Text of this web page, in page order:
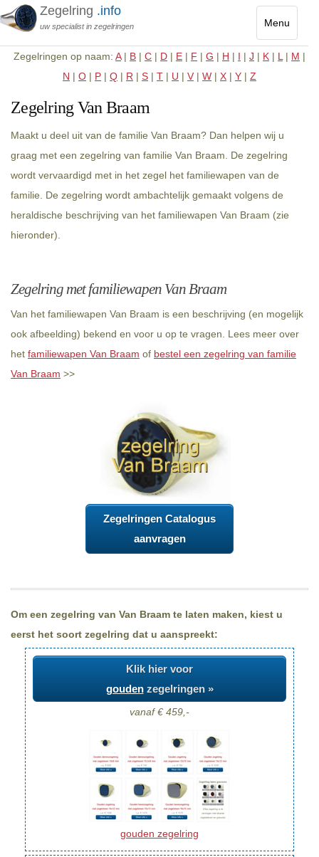
Menu
Toggle
Zegelring .info
uw specialist in zegelringen
Zegelringen op naam: A| B | C | D | E | F | G | H | I | J | K | L | M |
N | O | P | Q | R | S | T | U | V | W | X | Y | Z
Zegelring Van Braam
Maakt u deel uit van de familie Van Braam? Dan helpen wij u
graag met een zegelring van familie Van Braam. De zegelring
wordt vervaardigd met in het zegel het familiewapen van de
familie. De zegelring wordt ambachtelijk gemaakt volgens de
heraldische beschrijving van het familiewapen Van Braam (zie
hieronder).
Zegelring met familiewapen Van Braam
Van het familiewapen Van Braam is een beschrijving (en mogelijk
ook afbeelding) bekend en voor u op te vragen. Lees meer over
het familiewapen Van Braam of bestel een zegelring van familie
Van Braam >>
Zegelringen Catalogus
aanvragen
Om een zegelring van Van Braam te laten maken, kiest u
eerst het soort zegelring dat u aanspreekt:
Klik hier voor
goudenzegelringen »
vanaf € 459,-
gouden zegelring